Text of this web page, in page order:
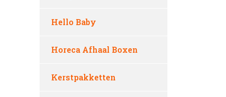
Hello Baby
Horeca Afhaal Boxen
Kerstpakketten